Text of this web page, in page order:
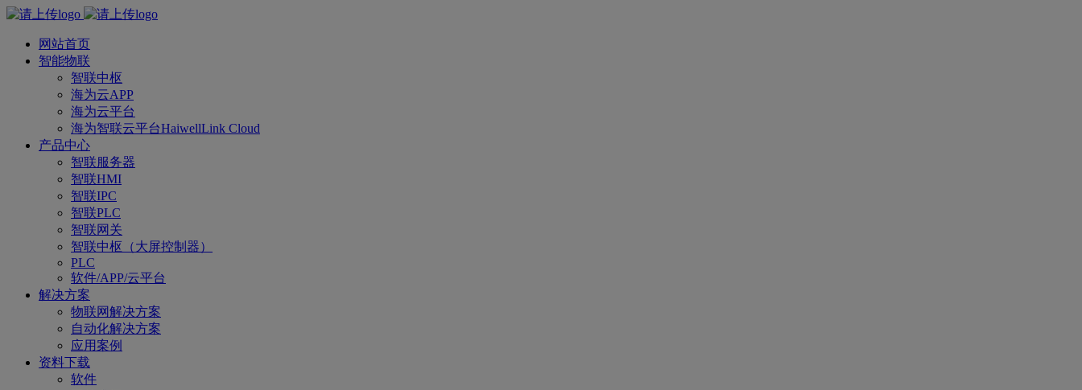
网站首页
智能物联
智联中枢
海为云APP
海为云平台
海为智联云平台HaiwellLink Cloud
产品中心
智联服务器
智联HMI
智联IPC
智联PLC
智联网关
智联中枢（大屏控制器）
PLC
软件/APP/云平台
解决方案
物联网解决方案
自动化解决方案
应用案例
资料下载
软件